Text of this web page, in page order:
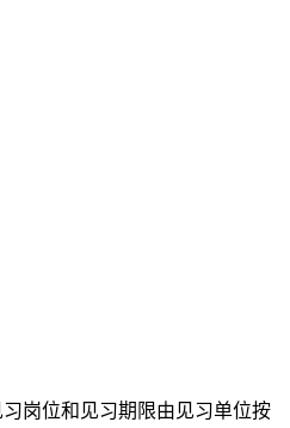
岗位和见习期限由见习单位按